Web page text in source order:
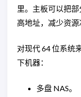
里。主板可以把
高地址，减少资源
对现代 64 位系统
下机器：
多盘 NAS。